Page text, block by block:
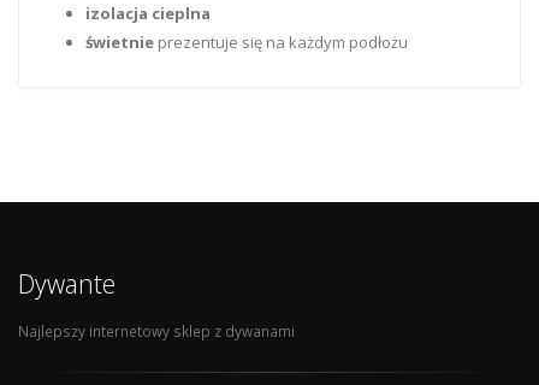
izolacja cieplna
świetnie prezentuje się na każdym podłożu
Dywante
Najlepszy internetowy sklep z dywanami